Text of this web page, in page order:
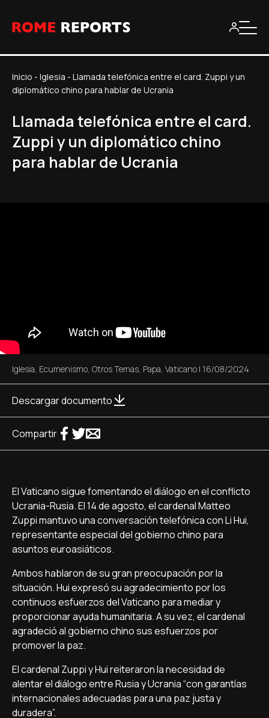
Inicio - Iglesia - Llamada telefónica entre el card. Zuppi y un
diplomático chino para hablar de Ucrania
Llamada telefónica entre el card.
Zuppi y un diplomático chino
para hablar de Ucrania
Iglesia, Ecumenismo, Otros Temas, Papa, Vaticano | 16/08/2024
Descargar documento
Compartir
El Vaticano sigue fomentando el diálogo en el conflicto
Ucrania-Rusia. El 14 de agosto, el cardenal Matteo
Zuppi mantuvo una conversación telefónica con Li Hui,
representante especial del gobierno chino para
asuntos euroasiáticos.
Ambos hablaron de su gran preocupación por la
situación. Hui expresó su agradecimiento por los
continuos esfuerzos del Vaticano para mediar y
proporcionar ayuda humanitaria. A su vez, el cardenal
agradeció al gobierno chino sus esfuerzos por
promover la paz.
El cardenal Zuppi y Hui reiteraron la necesidad de
alentar el diálogo entre Rusia y Ucrania “con garantías
internacionales adecuadas para una paz justa y
duradera”.